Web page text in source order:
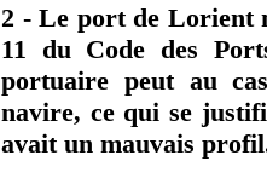
2 - Le port de Lorient
11 du Code des
portuaire peut au
navire, ce qui se
avait un mauvais